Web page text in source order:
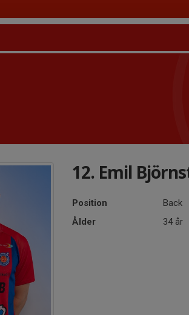
12. Emil
Position
Back
Ålder
34 år